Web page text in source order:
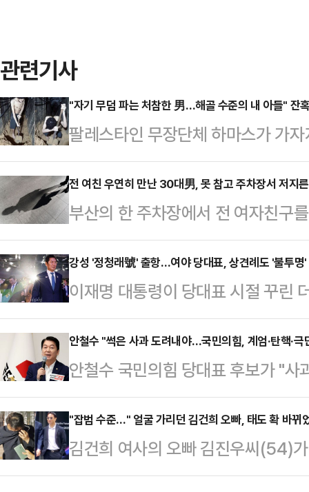
관련기사
"자기 무덤 파는 처참한 男…해골 수준의 내 아들" 잔
팔레스타인 무장단체 하마스가 가
한 모습을 연이어 공개하고 있다.
있다"고 말한다.2일(현지시간) 타
속 인질은 2023년 10월7일 하마스
된 에비아타르 다비드(24)이다.다
가자지구 한 지하터널에서 삽질을
시"라며 "오늘은 뭘 먹을 수 있을지
었고 …
전 여친 우연히 만난 30대男, 못 참고 주차장서 저지
부산의 한 주차장에서 전 여자친구
받고 있다.2일 부산 해운대경찰서
속 입건해 조사하고 있다고 밝혔다
물 주차장에서 전 여자친구였던 20
전치 6주의 상처를 입힌 것으로 전
단을 받는 것으로 알려졌다.경찰에
다가 당일 우연히 마주쳐 실랑이를
행을 한…
강성 '정청래號' 출항…여야 당대표, 상견례도 '불투
이재명 대통령이 당대표 시절 꾸린
'개혁 당대표'를 표방한 정청래 의
의힘을 향해 공세를 가해온 그가 첫
은 여야의 개념이 아니다"라고 못
다.정청래 신임 당대표는 4일 첫 공
(故) 김대중 전 대통령 묘역 참배를
상호 대통령실 정무수석을 접견한
재로썬 낮다는 게 …
안철수 "썩은 사과 도려내야…국민의힘, 계엄·탄핵·극
안철수 국민의힘 당대표 후보가 "
는 버려야 한다"며 "우리가 소생할
라고 강조했다.안철수 후보는 3일
대회 후보자 비전대회에서 "혹자는
런가"라고 물으며 이같이 밝혔다.
"잡범 수준…" 얼굴 가리던 김건희 오빠, 태도 확 바뀌
김건희 여사의 오빠 김진우씨(54)
선글라스를 착용하고 양손을 바지